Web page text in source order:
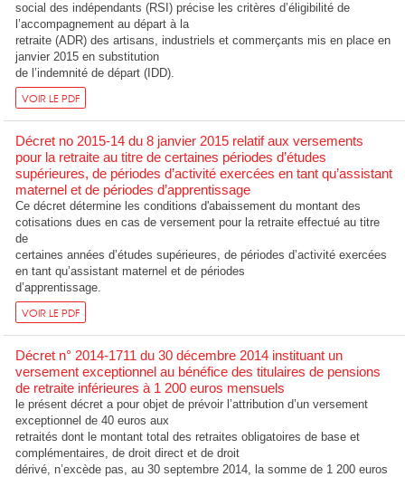
social des indépendants (RSI) précise les critères d’éligibilité de
l’accompagnement au départ à la
retraite (ADR) des artisans, industriels et commerçants mis en place en
janvier 2015 en substitution
de l’indemnité de départ (IDD).
VOIR LE PDF
Décret no 2015-14 du 8 janvier 2015 relatif aux versements
pour la retraite au titre de certaines périodes d’études
supérieures, de périodes d’activité exercées en tant qu’assistant
maternel et de périodes d’apprentissage
Ce décret détermine les conditions d'abaissement du montant des
cotisations dues en cas de versement pour la retraite effectué au titre
de
certaines années d’études supérieures, de périodes d’activité exercées
en tant qu’assistant maternel et de périodes
d’apprentissage.
VOIR LE PDF
Décret n° 2014-1711 du 30 décembre 2014 instituant un
versement exceptionnel au bénéfice des titulaires de pensions
de retraite inférieures à 1 200 euros mensuels
le présent décret a pour objet de prévoir l’attribution d’un versement
exceptionnel de 40 euros aux
retraités dont le montant total des retraites obligatoires de base et
complémentaires, de droit direct et de droit
dérivé, n’excède pas, au 30 septembre 2014, la somme de 1 200 euros